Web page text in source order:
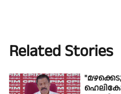
Related Stories